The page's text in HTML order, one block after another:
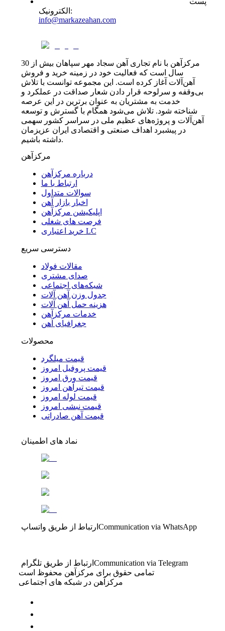
الکترونیک :
info@markazeahan.com
مرکزآهن با نام تجاری آهن سجاد مهر سپاهان بیش از 30
سال است که فعالیت خود در زمینه خرید و فروش
آهن‌آلات آغاز کرده است. این مجموعه توانست با تلاش
بی‌وقفه و سرلوحه قرار دادن شعار صداقت در عملکرد و
خدمت به مشتریان به عنوان برترین در این عرصه
شناخته شود. تلاش می‌شود همگام با گسترش و توسعه
آهن‌آلات و پروژه‌های عظیم ملی در سراسر کشور سهمی
در پیشبرد اهداف صنعتی و اقتصادی ایران عزیزمان
داشته باشیم.
مرکزآهن
درباره مرکزآهن
ارتباط با ما
سوالات متداول
اخبار بازار آهن
اپلیکیشن مرکزآهن
فرصت های شغلی
خرید اعتباری LC
دسترسی سریع
مقالات فولاد
صدای مشتری
شبکه‌های اجتماعی
جدول وزن آهن آلات
هزینه حمل آهن آلات
خدمات مرکزآهن
جغرافیای آهن
محصولات
قیمت میلگرد
قیمت پروفیل امروز
قیمت ورق امروز
قیمت تیرآهن امروز
قیمت لوله امروز
قیمت نبشی امروز
قیمت آهن صادراتی
نماد های اطمینان
ارتباط از طریق واتساپ Communication via WhatsApp
ارتباط از طریق تلگرام Communication via Telegram
تمامی حقوق برای مرکزآهن محفوظ است
مرکزآهن در شبکه های اجتماعی